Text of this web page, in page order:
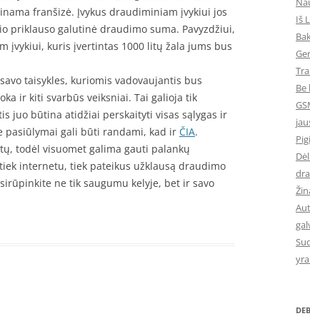
franšizė. Įvykus draudiminiam įvykiui jos
priklauso galutinė draudimo suma. Pavyzdžiui,
įvykiui, kuris įvertintas 1000 litų žala jums bus
taisykles, kuriomis vadovaujantis bus
ir kiti svarbūs veiksniai. Tai galioja tik
juo būtina atidžiai perskaityti visas sąlygas ir
pasiūlymai gali būti randami, kad ir ČIA.
todėl visuomet galima gauti palankų
internetu, tiek pateikus užklausą draudimo
ne tik saugumu kelyje, bet ir savo
Iš
Be